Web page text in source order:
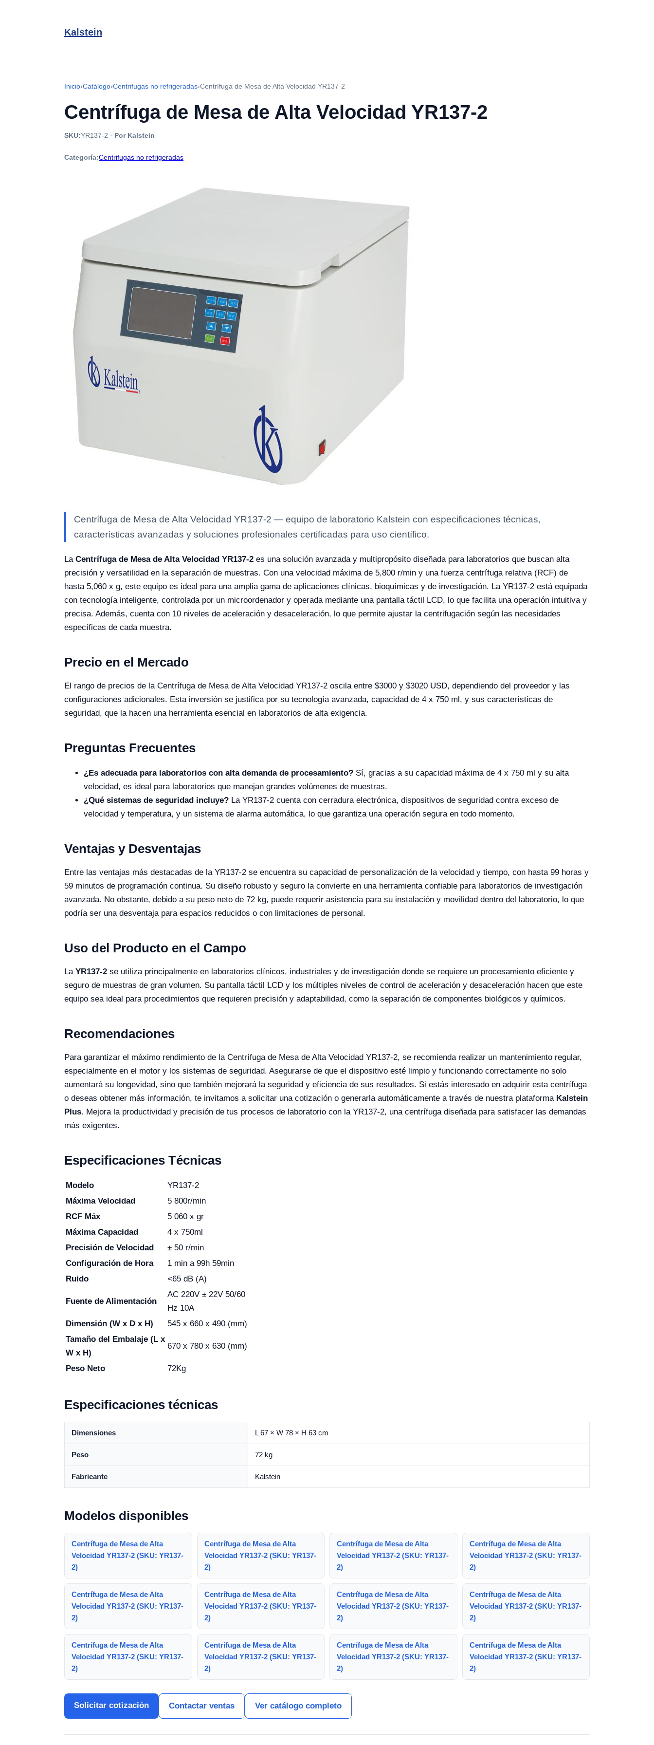
Kalstein
Inicio›Catálogo›Centrifugas no refrigeradas›Centrífuga de Mesa de Alta Velocidad YR137-2
Centrífuga de Mesa de Alta Velocidad YR137-2
SKU:YR137-2 · Por Kalstein
Categoría:Centrifugas no refrigeradas
Centrífuga de Mesa de Alta Velocidad YR137-2 — equipo de laboratorio Kalstein con especificaciones técnicas,
características avanzadas y soluciones profesionales certificadas para uso científico.
La Centrífuga de Mesa de Alta Velocidad YR137-2 es una solución avanzada y multipropósito diseñada para laboratorios que buscan alta
precisión y versatilidad en la separación de muestras. Con una velocidad máxima de 5,800 r/min y una fuerza centrífuga relativa (RCF) de
hasta 5,060 x g, este equipo es ideal para una amplia gama de aplicaciones clínicas, bioquímicas y de investigación. La YR137-2 está equipada
con tecnología inteligente, controlada por un microordenador y operada mediante una pantalla táctil LCD, lo que facilita una operación intuitiva y
precisa. Además, cuenta con 10 niveles de aceleración y desaceleración, lo que permite ajustar la centrifugación según las necesidades
específicas de cada muestra.
Precio en el Mercado
El rango de precios de la Centrífuga de Mesa de Alta Velocidad YR137-2 oscila entre $3000 y $3020 USD, dependiendo del proveedor y las
configuraciones adicionales. Esta inversión se justifica por su tecnología avanzada, capacidad de 4 x 750 ml, y sus características de
seguridad, que la hacen una herramienta esencial en laboratorios de alta exigencia.
Preguntas Frecuentes
¿Es adecuada para laboratorios con alta demanda de procesamiento? Sí, gracias a su capacidad máxima de 4 x 750 ml y su alta
velocidad, es ideal para laboratorios que manejan grandes volúmenes de muestras.
¿Qué sistemas de seguridad incluye? La YR137-2 cuenta con cerradura electrónica, dispositivos de seguridad contra exceso de
velocidad y temperatura, y un sistema de alarma automática, lo que garantiza una operación segura en todo momento.
Ventajas y Desventajas
Entre las ventajas más destacadas de la YR137-2 se encuentra su capacidad de personalización de la velocidad y tiempo, con hasta 99 horas y
59 minutos de programación continua. Su diseño robusto y seguro la convierte en una herramienta confiable para laboratorios de investigación
avanzada. No obstante, debido a su peso neto de 72 kg, puede requerir asistencia para su instalación y movilidad dentro del laboratorio, lo que
podría ser una desventaja para espacios reducidos o con limitaciones de personal.
Uso del Producto en el Campo
La YR137-2 se utiliza principalmente en laboratorios clínicos, industriales y de investigación donde se requiere un procesamiento eficiente y
seguro de muestras de gran volumen. Su pantalla táctil LCD y los múltiples niveles de control de aceleración y desaceleración hacen que este
equipo sea ideal para procedimientos que requieren precisión y adaptabilidad, como la separación de componentes biológicos y químicos.
Recomendaciones
Para garantizar el máximo rendimiento de la Centrífuga de Mesa de Alta Velocidad YR137-2, se recomienda realizar un mantenimiento regular,
especialmente en el motor y los sistemas de seguridad. Asegurarse de que el dispositivo esté limpio y funcionando correctamente no solo
aumentará su longevidad, sino que también mejorará la seguridad y eficiencia de sus resultados. Si estás interesado en adquirir esta centrífuga
o deseas obtener más información, te invitamos a solicitar una cotización o generarla automáticamente a través de nuestra plataforma Kalstein
Plus. Mejora la productividad y precisión de tus procesos de laboratorio con la YR137-2, una centrífuga diseñada para satisfacer las demandas
más exigentes.
Especificaciones Técnicas
Modelo
YR137-2
Máxima Velocidad
5 800r/min
RCF Máx
5 060 x gr
Máxima Capacidad
4 x 750ml
Precisión de Velocidad
± 50 r/min
Configuración de Hora
1 min a 99h 59min
Ruido
<65 dB (A)
Fuente de Alimentación
AC 220V ± 22V 50/60
Hz 10A
Dimensión (W x D x H)
545 x 660 x 490 (mm)
Tamaño del Embalaje (L x
W x H)
670 x 780 x 630 (mm)
Peso Neto 72Kg
Especificaciones técnicas
Dimensiones L 67 × W 78 × H 63 cm
Peso 72 kg
Fabricante Kalstein
Modelos disponibles
Centrífuga de Mesa de Alta
Velocidad YR137-2 (SKU: YR137-
2)
Centrífuga de Mesa de Alta
Velocidad YR137-2 (SKU: YR137-
2)
Centrífuga de Mesa de Alta
Velocidad YR137-2 (SKU: YR137-
2)
Centrífuga de Mesa de Alta
Velocidad YR137-2 (SKU: YR137-
2)
Centrífuga de Mesa de Alta
Velocidad YR137-2 (SKU: YR137-
2)
Centrífuga de Mesa de Alta
Velocidad YR137-2 (SKU: YR137-
2)
Centrífuga de Mesa de Alta
Velocidad YR137-2 (SKU: YR137-
2)
Centrífuga de Mesa de Alta
Velocidad YR137-2 (SKU: YR137-
2)
Centrífuga de Mesa de Alta
Velocidad YR137-2 (SKU: YR137-
2)
Centrífuga de Mesa de Alta
Velocidad YR137-2 (SKU: YR137-
2)
Centrífuga de Mesa de Alta
Velocidad YR137-2 (SKU: YR137-
2)
Centrífuga de Mesa de Alta
Velocidad YR137-2 (SKU: YR137-
2)
Solicitar cotización Contactar ventas Ver catálogo completo